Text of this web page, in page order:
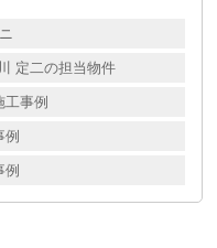
定二の担当物件
事例
例
例